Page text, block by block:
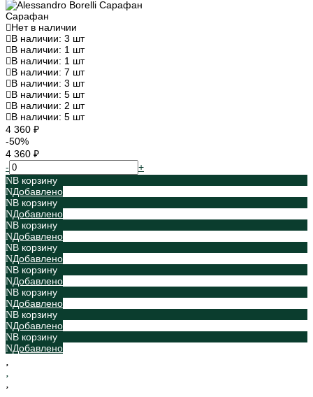
Сарафан
Нет в наличии
В наличии: 3 шт
В наличии: 1 шт
В наличии: 1 шт
В наличии: 7 шт
В наличии: 3 шт
В наличии: 5 шт
В наличии: 2 шт
В наличии: 5 шт
4 360 ₽
-50%
4 360 ₽
-
+
В корзину
Добавлено
В корзину
Добавлено
В корзину
Добавлено
В корзину
Добавлено
В корзину
Добавлено
В корзину
Добавлено
В корзину
Добавлено
В корзину
Добавлено